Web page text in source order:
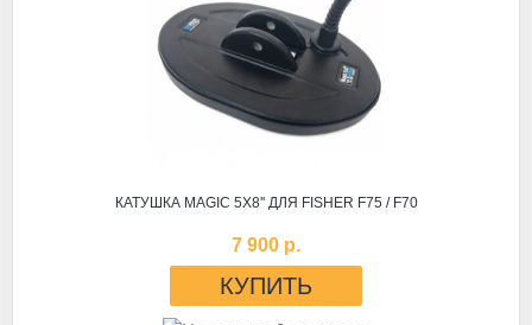
КАТУШКА MAGIC 5Х8'' ДЛЯ FISHER F75 / F70
7 900 р.